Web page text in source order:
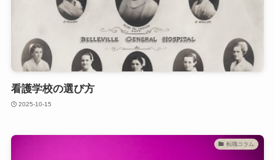
看護学校の選び方
2025-10-15
転職コラム